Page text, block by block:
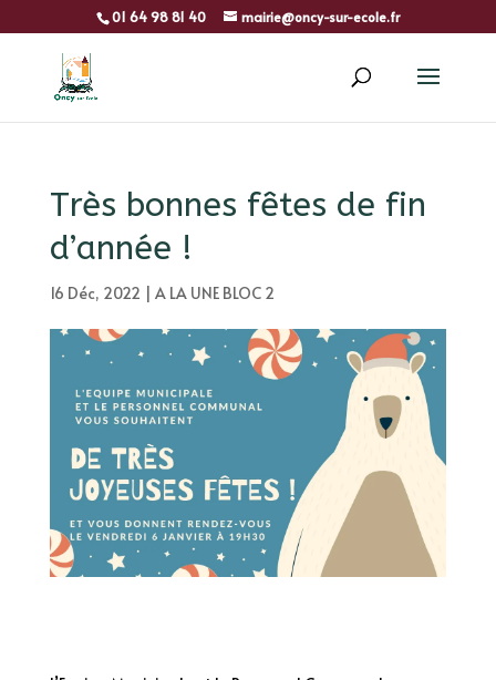
01 64 98 81 40 mairie@oncy-sur-ecole.fr
Très bonnes fêtes de fin
d’année !
16 Déc, 2022 | A LA UNE BLOC 2